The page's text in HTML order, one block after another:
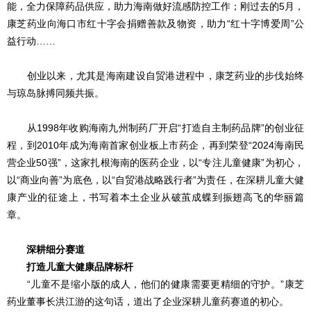
能，全力保障药品供应，助力海南做好流感防控工作；刚过去的5月，
康芝药业向海口市红十字会捐赠善款及物资，助力“红十字博爱周”公
益行动……
创业以来，尤其是海南建设自贸港进程中，康芝药业的步伐始终
与琼岛脉搏同频共振。
从1998年收购海南九州制药厂开启“打造自主制药品牌”的创业征
程，到2010年成为海南首家创业板上市药企，再到荣登“2024海南民
营企业50强”，这家扎根海南的医药企业，以“专注儿童健康”为初心，
以“商业向善”为底色，以“自贸港战略践行者”为责任，在深耕儿童大健
康产业的征途上，书写着本土企业从破茧成蝶到振翅高飞的华丽篇
章。
深耕细分赛道
打造儿童大健康品牌标杆
“儿童不是缩小版的成人，他们的健康需要更精细的守护。”康芝
药业董事长洪江游的这句话，道出了企业深耕儿童药赛道的初心。